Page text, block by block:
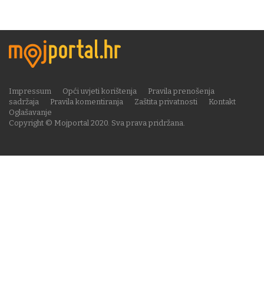
Copyright © Mojportal 2020. Sva prava pridržana.
Impressum Opći uvjeti korištenja
Pravila prenošenja
sadržaja
Pravila komentiranja Zaštita privatnosti
Kontakt
Oglašavanje